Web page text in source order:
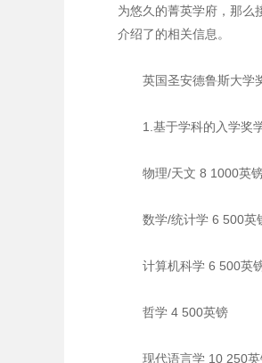
为悠久的菁英学府，那么
介绍了的相关信息。
英国圣安德鲁斯大学
1.基于学科的入学奖
物理/天文 8 1000英
数学/统计学 6 500英
计算机科学 6 500英
哲学 4 500英镑
现代语言学 10 250英